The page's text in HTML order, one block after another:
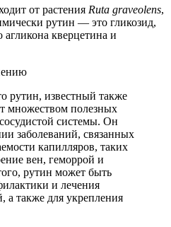
от растения Ruta graveolens,
рутин — это гликозид,
кверцетина и
рутин, известный также
множеством полезных
системы. Он
заболеваний, связанных
капилляров, таких
вен, геморрой и
рутин может быть
и лечения
а также для укрепления